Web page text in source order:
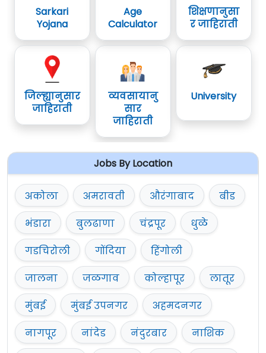
Sarkari
Yojana
Age
Calculator
शिक्षणानुसा
र जाहिराती
जिल्ह्यानुसार
जाहिराती
व्यवसायानु
सार
जाहिराती
University
Jobs By Location
अकोला अमरावती औरंगाबाद
बीड
भंडारा
बुलढाणा चंद्रपूर
धुळे
गडचिरोली
गोंदिया
हिंगोली
जालना
जळगाव कोल्हापूर
लातूर
मुंबई
मुंबई उपनगर
अहमदनगर
नागपूर
नांदेड नंदुरबार
नाशिक